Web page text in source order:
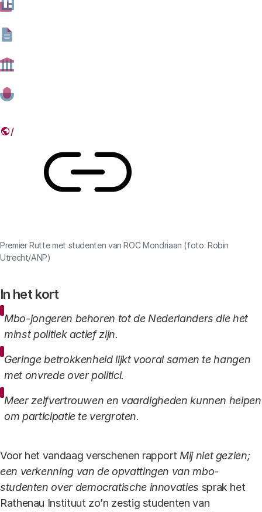
vergroten. Aan offline innovaties als het referendum en
een burgerforum willen ze wel deelnemen, maar dan
moeten die over onderwerpen gaan die hen direct
raken.
07 SEPTEMBER 2023
Premier Rutte met studenten van ROC Mondriaan (foto: Robin
Utrecht/ANP)
In het kort
Mbo-jongeren behoren tot de Nederlanders die het
minst politiek actief zijn.
Geringe betrokkenheid lijkt vooral samen te hangen
met onvrede over politici.
Meer zelfvertrouwen en vaardigheden kunnen helpen
om participatie te vergroten.
Voor het vandaag verschenen rapport Mij niet gezien;
een verkenning van de opvattingen van mbo-
studenten over democratische innovaties sprak het
Rathenau Instituut zo’n zestig studenten van